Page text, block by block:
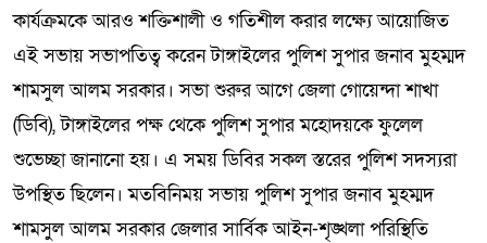
কার্যক্রমকে আরও শক্তিশালী ও গতিশীল করার লক্ষ্যে আয়োজিত
এই সভায় সভাপতিত্ব করেন টাঙ্গাইলের পুলিশ সুপার জনাব মুহম্মদ
শামসুল আলম সরকার। সভা শুরুর আগে জেলা গোয়েন্দা শাখা
(ডিবি), টাঙ্গাইলের পক্ষ থেকে পুলিশ সুপার মহোদয়কে ফুলেল
শুভেচ্ছা জানানো হয়। এ সময় ডিবির সকল স্তরের পুলিশ সদস্যরা
উপস্থিত ছিলেন। মতবিনিময় সভায় পুলিশ সুপার জনাব মুহম্মদ
শামসুল আলম সরকার জেলার সার্বিক আইন-শৃঙ্খলা পরিস্থিতি